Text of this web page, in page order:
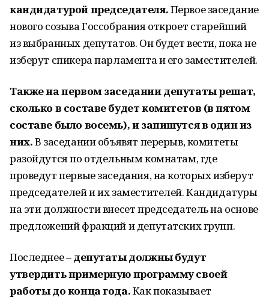
кандидатурой председателя.Первое заседание
нового созыва Госсобрания откроет старейший
из выбранных депутатов. Он будет вести, пока не
изберут спикера парламента и его заместителей.
Также на первом заседании депутаты решат,
сколько в составе будет комитетов (в пятом
составе было восемь), и запишутся в один из
них.В заседании объявят перерыв, комитеты
разойдутся по отдельным комнатам, где
проведут первые заседания, на которых изберут
председателей и их заместителей. Кандидатуры
на эти должности внесет председатель на основе
предложений фракций и депутатских групп.
Последнее –депутаты должны будут
утвердить примерную программу своей
работы до конца года.Как показывает